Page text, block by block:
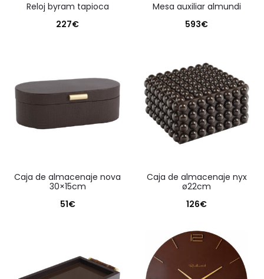
reloj byram tapioca
227€
mesa auxiliar almundi
593€
caja de almacenaje nova
30×15cm
51€
caja de almacenaje nyx
ø22cm
126€